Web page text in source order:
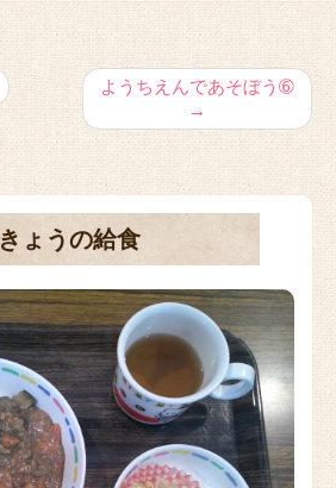
ようちえんであそぼう➅
→
きょうの給食